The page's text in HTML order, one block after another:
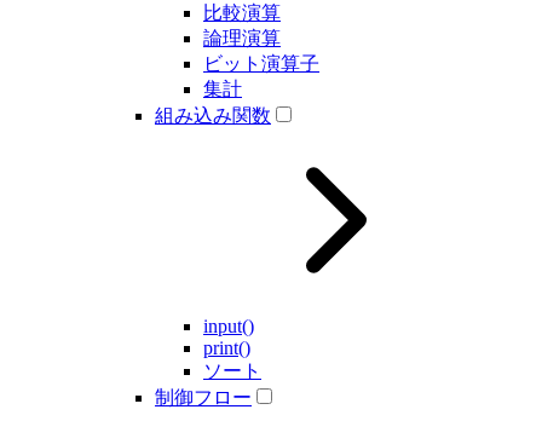
比較演算
論理演算
ビット演算子
集計
組み込み関数
input()
print()
ソート
制御フロー